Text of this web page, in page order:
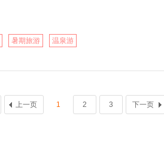
暑期旅游 温泉游
上一页 1 2 3 下一页